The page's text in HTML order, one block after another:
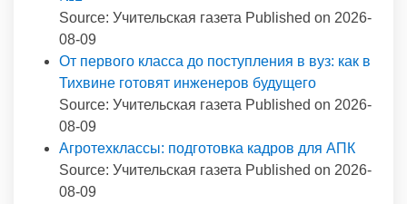
Source: Учительская газета Published on 2026-
08-09
От первого класса до поступления в вуз: как в
Тихвине готовят инженеров будущего
Source: Учительская газета Published on 2026-
08-09
Агротехклассы: подготовка кадров для АПК
Source: Учительская газета Published on 2026-
08-09